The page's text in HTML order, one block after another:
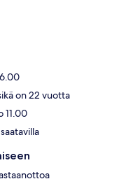
on 22 vuotta
11.00